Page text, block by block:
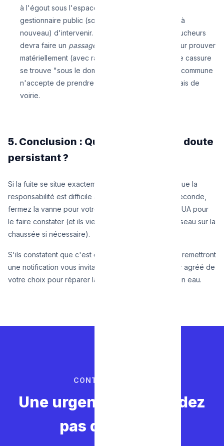
à l'égout sous l'espace public routier, c'est au
gestionnaire public (souvent délégué à Vivaqua à
nouveau) d'intervenir. Souvent, un de nos déboucheurs
devra faire un passage de caméra d'insertion
pour prouver
matériellement (avec rapport écrit à la clé) que le cassure
se trouve "sous le domaine public" avant que la commune
n'accepte de prendre en charge les énormes frais de
voirie.
5. Conclusion : Que faire en cas de doute
persistant ?
Si la fuite se situe exactement au niveau du mur, et que la
responsabilité est difficile à attribuer à la première seconde,
fermez la vanne pour votre sécurité, appelez VIVAQUA pour
le faire constater (et ils viendront fermer la vanne réseau sur la
chaussée si nécessaire).
S'ils constatent que c'est du domaine privé, ils vous remettront
une notification vous invitant à contacter un plombier agréé de
votre choix pour réparer la brèche avant la remise en eau.
CONTACTEZ-NOUS
Une urgence ? Ne perdez
pas de temps.